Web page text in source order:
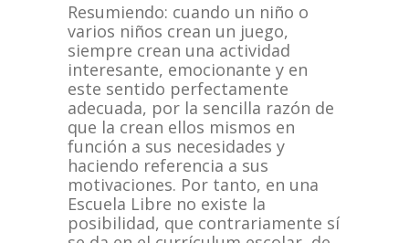
Resumiendo: cuando un niño o
varios niños crean un juego,
siempre crean una actividad
interesante, emocionante y en
este sentido perfectamente
adecuada, por la sencilla razón de
que la crean ellos mismos en
función a sus necesidades y
haciendo referencia a sus
motivaciones. Por tanto, en una
Escuela Libre no existe la
posibilidad, que contrariamente sí